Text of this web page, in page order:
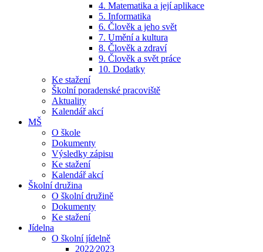
4. Matematika a její aplikace
5. Informatika
6. Člověk a jeho svět
7. Umění a kultura
8. Člověk a zdraví
9. Člověk a svět práce
10. Dodatky
Ke stažení
Školní poradenské pracoviště
Aktuality
Kalendář akcí
MŠ
O škole
Dokumenty
Výsledky zápisu
Ke stažení
Kalendář akcí
Školní družina
O školní družině
Dokumenty
Ke stažení
Jídelna
O školní jídelně
2022⁄2023